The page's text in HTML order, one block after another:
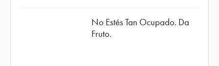
No Estés Tan Ocupado. Da
Fruto.